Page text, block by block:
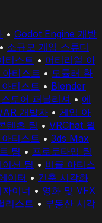
• Godot Engine 개발
• 소규모 게임 스튜디
티스트 • 머티리얼 아
아티스트 • 모듈러 환
티스트 • Blender
토어 퍼블리셔 • 에
AR 개발자 • 게임 아
텐츠 팀 • VRChat 월
티스트 • 3ds Max
팀 • 프로토타입 팀
션 팀 • 비클 아티스
이터 • 건축 시각화
이너 • 영화 및 VFX
리스트 • 부동산 시각